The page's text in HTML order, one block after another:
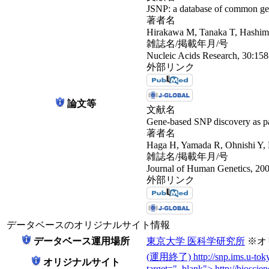
論文等
JSNP: a database of common
著者名
Hirakawa M, Tanaka T,
雑誌名/掲載年月/号
Nucleic Acids Research,
外部リンク
文献名
Gene-based SNP discovery as
著者名
Haga H, Yamada R, Ohnishi Y,
雑誌名/掲載年月/号
Journal of Human Genetics,
外部リンク
データベースのオリジナルサイト情報
データベース運用場所
東京大学 医科学研究所 ※オ
オリジナルサイト
(運用終了) http://snp.ims.u-